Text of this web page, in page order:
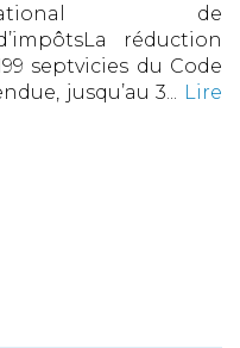
de
réduction
septvicies du Code
jusqu’au 3... Lire